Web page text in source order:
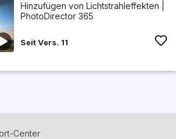
Hinzufügen von Lichtstrahleffekten |
PhotoDirector 365
Seit Vers. 11
Center